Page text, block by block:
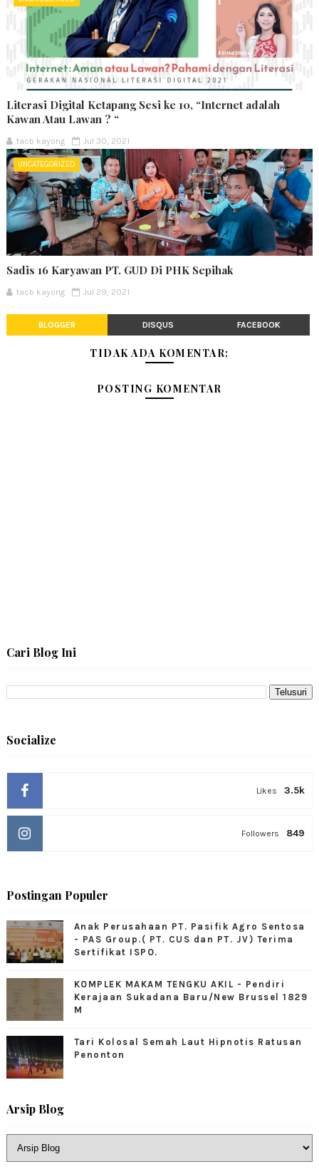
Literasi Digital Ketapang Sesi ke 10, “Internet adalah
Kawan Atau Lawan ? “
tacb kayong Jul 30, 2021
UNCATEGORIZED
Sadis 16 Karyawan PT. GUD Di PHK Sepihak
tacb kayong Jul 29, 2021
BLOGGER DISQUS FACEBOOK
TIDAK ADA KOMENTAR:
POSTING KOMENTAR
Cari Blog Ini
Socialize
3.5k
Likes
849
Followers
Postingan Populer
Anak Perusahaan PT. Pasifik Agro Sentosa
- PAS Group.( PT. CUS dan PT. JV) Terima
Sertifikat ISPO.
KOMPLEK MAKAM TENGKU AKIL - Pendiri
Kerajaan Sukadana Baru/New Brussel 1829
M
Tari Kolosal Semah Laut Hipnotis Ratusan
Penonton
Arsip Blog